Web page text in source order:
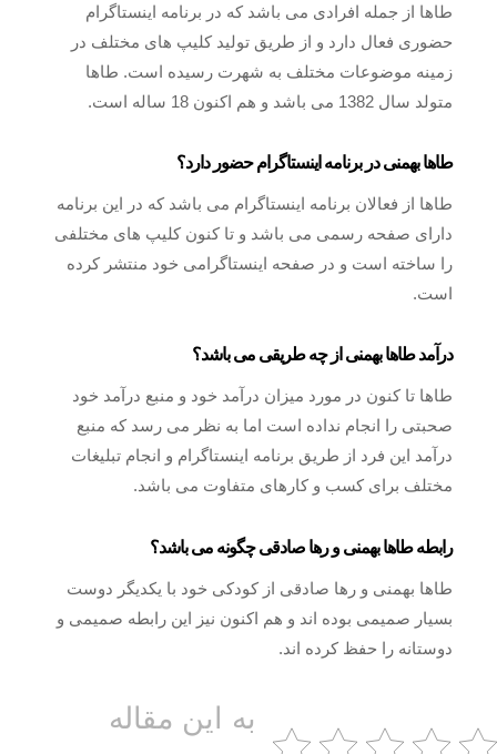
طاها از جمله افرادی می باشد که در برنامه اینستاگرام
حضوری فعال دارد و از طریق تولید کلیپ های مختلف در
زمینه موضوعات مختلف به شهرت رسیده است. طاها
متولد سال 1382 می باشد و هم اکنون 18 ساله است.
طاها بهمنی در برنامه اینستاگرام حضور دارد؟
طاها از فعالان برنامه اینستاگرام می باشد که در این برنامه
دارای صفحه رسمی می باشد و تا کنون کلیپ های مختلفی
را ساخته است و در صفحه اینستاگرامی خود منتشر کرده
است.
درآمد طاها بهمنی از چه طریقی می باشد؟
طاها تا کنون در مورد میزان درآمد خود و منبع درآمد خود
صحبتی را انجام نداده است اما به نظر می رسد که منبع
درآمد این فرد از طریق برنامه اینستاگرام و انجام تبلیغات
مختلف برای کسب و کارهای متفاوت می باشد.
رابطه طاها بهمنی و رها صادقی چگونه می باشد؟
طاها بهمنی و رها صادقی از کودکی خود با یکدیگر دوست
بسیار صمیمی بوده اند و هم اکنون نیز این رابطه صمیمی و
دوستانه را حفظ کرده اند.
به این مقاله